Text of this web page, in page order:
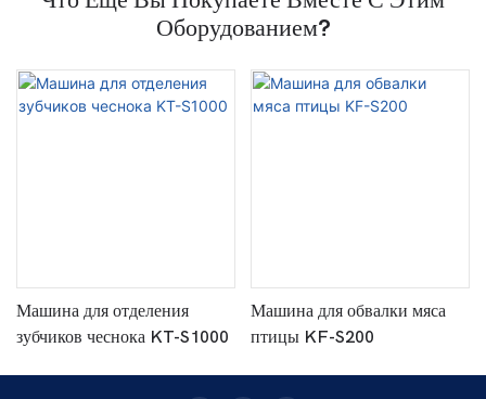
Оборудованием?
Машина для отделения
зубчиков чеснока KT-S1000
Машина для обвалки мяса
птицы KF-S200